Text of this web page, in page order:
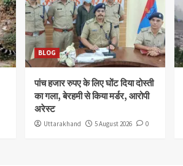
BLOG
पांच हजार रुपए के लिए घोंट दिया दोस्ती
का गला, बेरहमी से किया मर्डर, आरोपी
अरेस्ट
Uttarakhand 5 August 2026 0